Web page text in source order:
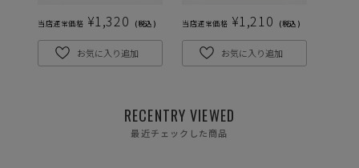
当店通常価格 ¥1,320 税込
お気に入り追加
当店通常価格 ¥1,210 税込
お気に入り追加
RECENTRY VIEWED
最近チェックした商品